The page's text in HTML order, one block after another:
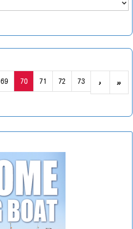
69 70 71 72 73 › »